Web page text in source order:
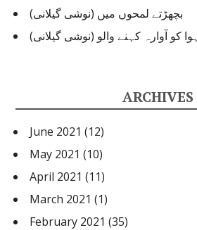
بچھڑتے لمحوں میں (نوشی گیلانی)
ہوا کو آوارہ کہنے والو (نوشی گیلانی)
ARCHIVES
June 2021 (12)
May 2021 (10)
April 2021 (11)
March 2021 (1)
February 2021 (35)